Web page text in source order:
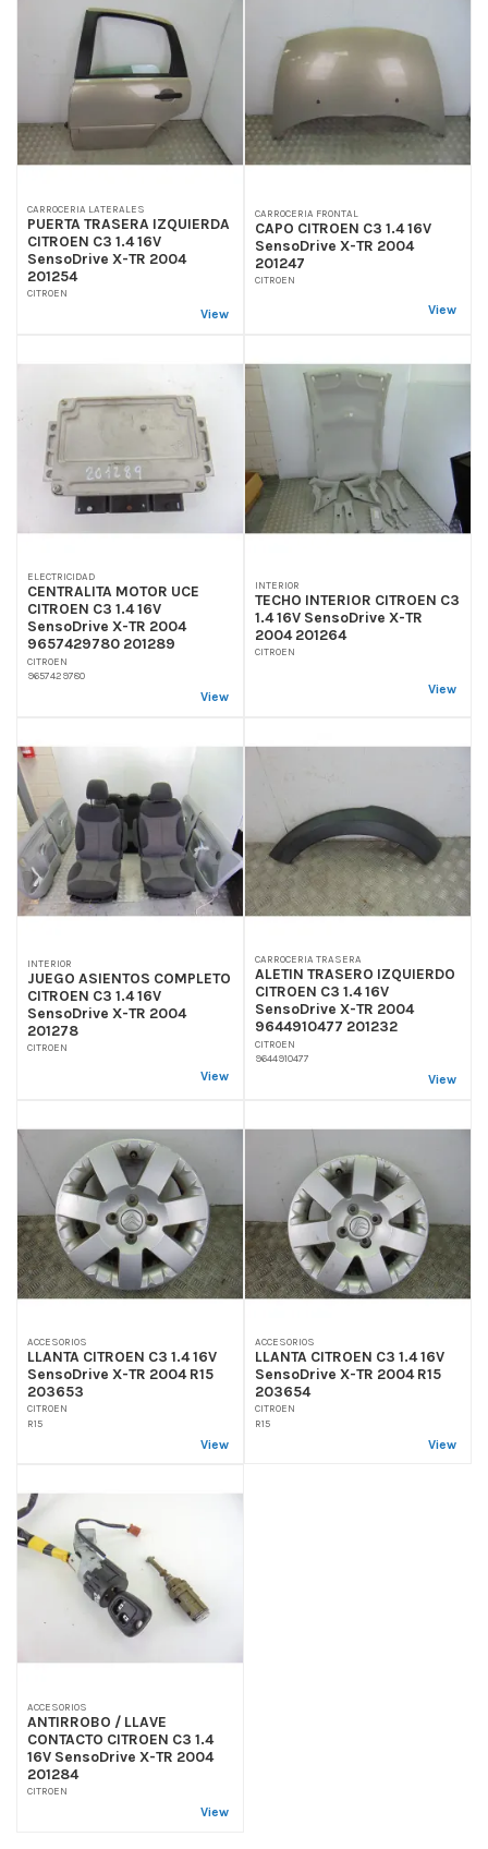
CARROCERIA LATERALES
PUERTA TRASERA IZQUIERDA
CITROEN C3 1.4 16V
SensoDrive X-TR 2004
201254
CITROEN
View
CARROCERIA FRONTAL
CAPO CITROEN C3 1.4 16V
SensoDrive X-TR 2004
201247
CITROEN
View
ELECTRICIDAD
CENTRALITA MOTOR UCE
CITROEN C3 1.4 16V
SensoDrive X-TR 2004
9657429780 201289
CITROEN
9657429780
View
INTERIOR
TECHO INTERIOR CITROEN C3
1.4 16V SensoDrive X-TR
2004 201264
CITROEN
View
INTERIOR
JUEGO ASIENTOS COMPLETO
CITROEN C3 1.4 16V
SensoDrive X-TR 2004
201278
CITROEN
View
CARROCERIA TRASERA
ALETIN TRASERO IZQUIERDO
CITROEN C3 1.4 16V
SensoDrive X-TR 2004
9644910477 201232
CITROEN
9644910477
View
ACCESORIOS
LLANTA CITROEN C3 1.4 16V
SensoDrive X-TR 2004 R15
203653
CITROEN
R15
View
ACCESORIOS
LLANTA CITROEN C3 1.4 16V
SensoDrive X-TR 2004 R15
203654
CITROEN
R15
View
ACCESORIOS
ANTIRROBO / LLAVE
CONTACTO CITROEN C3 1.4
16V SensoDrive X-TR 2004
201284
CITROEN
View